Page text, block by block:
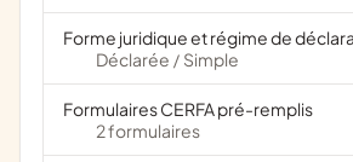
Forme juridique et régime de
Déclarée / Simple
Formulaires CERFA pré-remplis
2 formulaires